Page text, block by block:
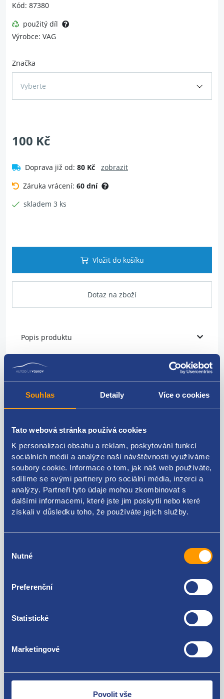
Souhlas Detaily Více o cookies
Tato webová stránka používá cookies
K personalizaci obsahu a reklam, poskytování funkcí
sociálních médií a analýze naší návštěvnosti využíváme
soubory cookie. Informace o tom, jak náš web používáte,
sdílíme se svými partnery pro sociální média, inzerci a
analýzy. Partneři tyto údaje mohou zkombinovat s
dalšími informacemi, které jste jim poskytli nebo které
získali v důsledku toho, že používáte jejich služby.
souhlasu
Nutné
Preferenční
Statistické
Marketingové
Povolit vše
Kód: 87380
použitý díl
Výrobce: VAG
Značka
Vyberte
100 Kč
Doprava již od: 80 Kč
zobrazit
Záruka vrácení: 60 dní
skladem 3 ks
Vložit do košíku
Dotaz na zboží
Popis produktu
vodní hadice
VAG originál: 1K0121063AA
Kódy produktu
1K0121063AA
Použitelné pro vozy
Seat Altea 1.4 TSI
Volkswagen Passat B7 2010 - 2014 1.4 TSI
Volkswagen EOS 1.4 TSI
Zboží můžete vrátit do 60 dnů od
zakoupení. Nebo vám pošleme náhradu.